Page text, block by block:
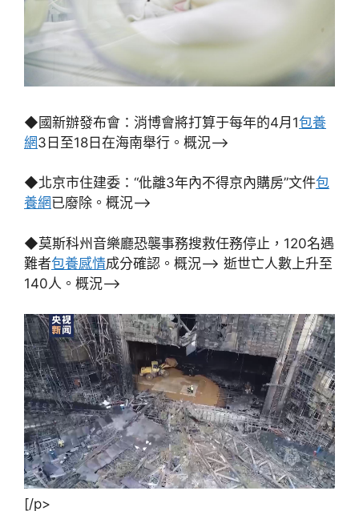
◆國新辦發布會：消博會將打算于每年的4月1包養
網3日至18日在海南舉行。概況–>
◆北京市住建委：“仳離3年內不得京內購房”文件包
養網已廢除。概況–>
◆莫斯科州音樂廳恐襲事務搜救任務停止，120名遇
難者包養感情成分確認。概況–> 逝世亡人數上升至
140人。概況–>
[/p>